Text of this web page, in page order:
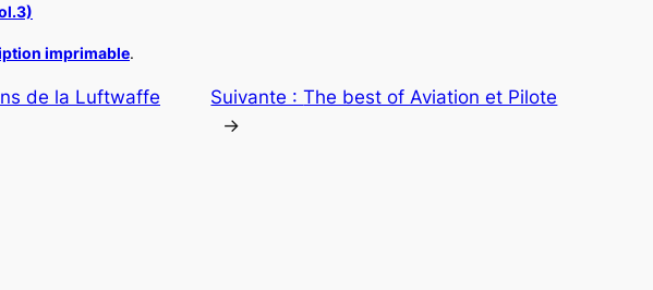
imprimable.
de la Luftwaffe
Suivante :The best of Aviation et Pilote
→